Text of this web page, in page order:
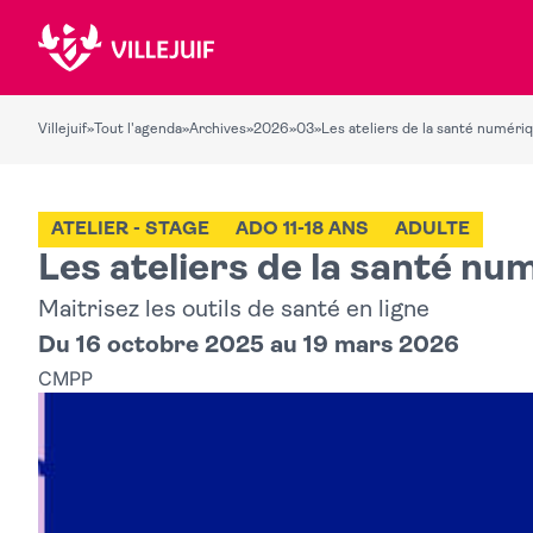
Villejuif» Tout l'agenda»Archives»2026»03»Les ateliers de la santé
Les ateliers de la santé
ATELIER - STAGE ADO 11-18 ANS ADULTE
Maitrisez les outils de santé en ligne
Du 16 octobre 2025 au 19 mars 2026
CMPP